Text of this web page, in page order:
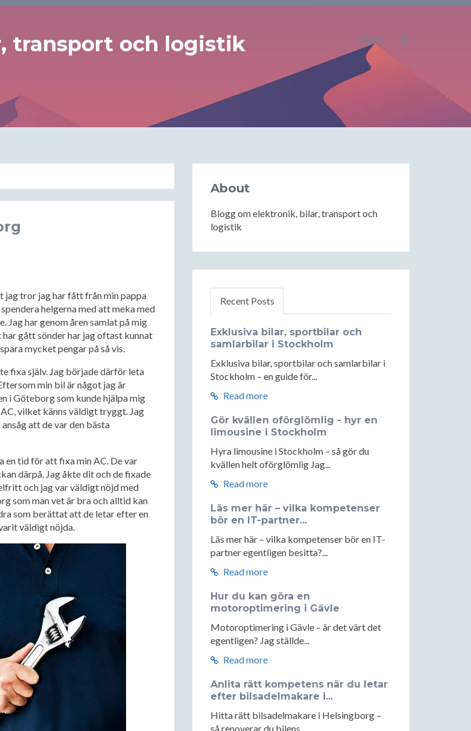
transport och logistik Home
jag tror jag har fått från min pappa
helgerna med att meka med
Jag har genom åren samlat på mig
gått sönder har jag oftast kunnat
mycket pengar på så vis.
fixa själv. Jag började därför leta
min bil är något jag är
i Göteborg som kunde hjälpa mig
vilket känns väldigt tryggt. Jag
att de var den bästa
tid för att fixa min AC. De var
därpå. Jag åkte dit och de fixade
och jag var väldigt nöjd med
som man vet är bra och alltid kan
som berättat att de letar efter en
väldigt nöjda.
About
Blogg om elektronik, bilar, transport och
logistik
Recent Posts
Exklusiva bilar, sportbilar och
samlarbilar i Stockholm
Exklusiva bilar, sportbilar och samlarbilar i
Stockholm – en guide för...
Read more
Gör kvällen oförglömlig - hyr en
limousine i Stockholm
Hyra limousine i Stockholm – så gör du
kvällen helt oförglömlig Jag...
Read more
Läs mer här – vilka kompetenser
bör en IT-partner...
Läs mer här – vilka kompetenser bör en IT-
partner egentligen besitta?...
Read more
Hur du kan göra en
motoroptimering i Gävle
Motoroptimering i Gävle – är det värt det
egentligen? Jag ställde...
Read more
Anlita rätt kompetens när du letar
efter bilsadelmakare i...
Hitta rätt bilsadelmakare i Helsingborg –
så renoverar du bilens...